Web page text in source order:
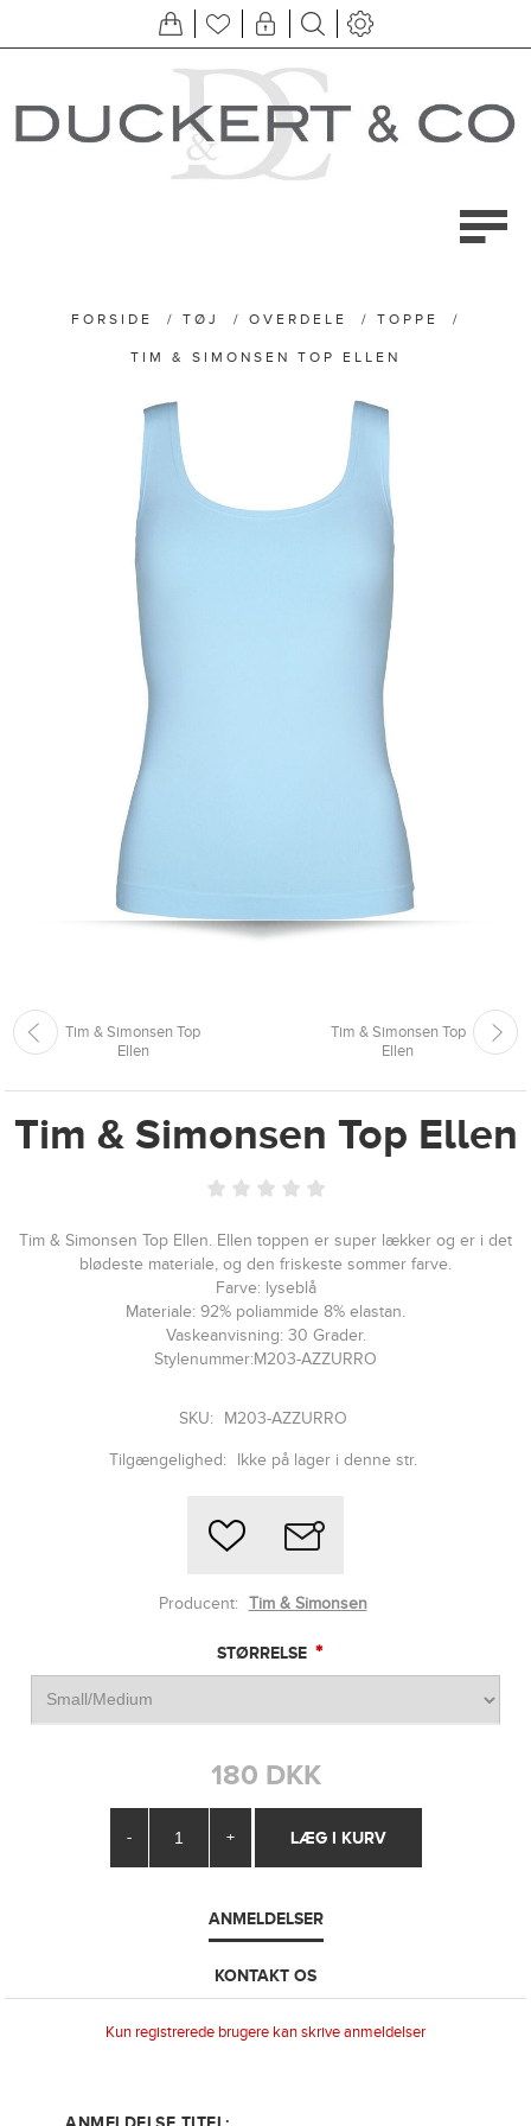
FORSIDE / TØJ / OVERDELE / TOPPE /
TIM & SIMONSEN TOP ELLEN
Tim & Simonsen Top
Ellen
Tim & Simonsen Top
Ellen
Tim & Simonsen Top Ellen
Tim & Simonsen Top Ellen. Ellen toppen er super lækker og er i det
blødeste materiale, og den friskeste sommer farve.
Farve: lyseblå
Materiale: 92% poliammide 8% elastan.
Vaskeanvisning: 30 Grader.
Stylenummer:M203-AZZURRO
SKU: M203-AZZURRO
Tilgængelighed: Ikke på lager i denne str.
Producent: Tim & Simonsen
STØRRELSE *
180 DKK
- +
ANMELDELSER
KONTAKT OS
Kun registrerede brugere kan skrive anmeldelser
ANMELDELSE TITEL: